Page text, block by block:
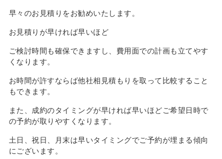
早々のお見積りをお勧めいたします。
お見積りが早ければ早いほど
ご検討時間も確保できますし、費用面での計画も立てやす
くなります。
お時間が許すならば他社相見積もりを取って比較すること
もできます。
また、成約のタイミングが早ければ早いほどご希望日時で
の予約が取りやすくなります。
土日、祝日、月末は早いタイミングでご予約が埋まる傾向
にございます。